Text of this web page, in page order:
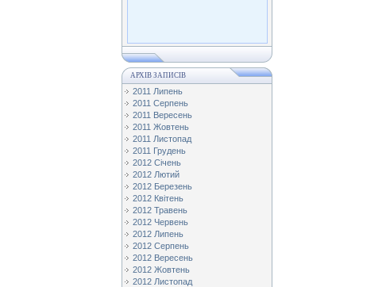
АРХІВ ЗАПИСІВ
2011 Липень
2011 Серпень
2011 Вересень
2011 Жовтень
2011 Листопад
2011 Грудень
2012 Січень
2012 Лютий
2012 Березень
2012 Квітень
2012 Травень
2012 Червень
2012 Липень
2012 Серпень
2012 Вересень
2012 Жовтень
2012 Листопад